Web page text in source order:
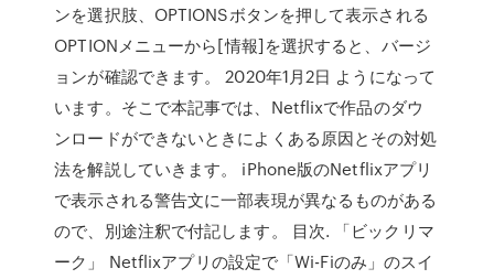
ンを選択肢、OPTIONSボタンを押して表示される
OPTIONメニューから[情報]を選択すると、バージ
ョンが確認できます。 2020年1月2日 ようになって
います。そこで本記事では、Netflixで作品のダウ
ンロードができないときによくある原因とその対処
法を解説していきます。 iPhone版のNetflixアプリ
で表示される警告文に一部表現が異なるものがある
ので、別途注釈で付記します。 目次. 「ビックリマ
ーク」 Netflixアプリの設定で「Wi-Fiのみ」のスイ